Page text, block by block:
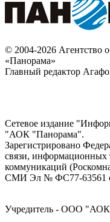
© 2004-2026 Агентство
«Панорама»
Главный редактор
Сетевое издание
"АОК "Панорама".
Зарегистрировано
связи, информационных
коммуникаций
СМИ Эл № ФС77-63561
Учредитель - ООО